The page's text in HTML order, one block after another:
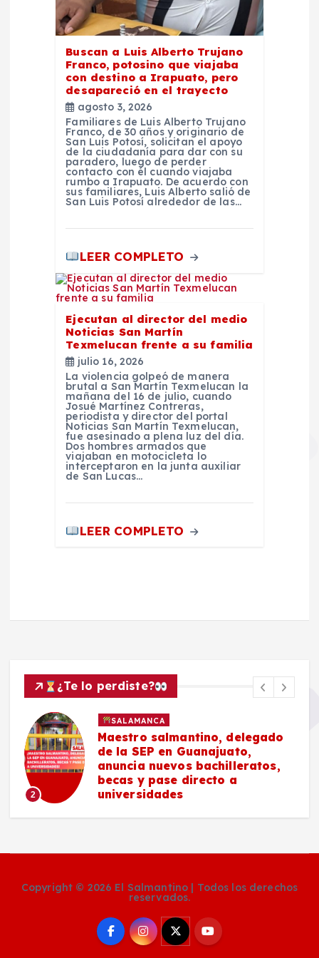
Buscan a Luis Alberto Trujano
Franco, potosino que viajaba
con destino a Irapuato, pero
desapareció en el trayecto
agosto 3, 2026
Familiares de Luis Alberto Trujano
Franco, de 30 años y originario de
San Luis Potosí, solicitan el apoyo
de la ciudadanía para dar con su
paradero, luego de perder
contacto con él cuando viajaba
rumbo a Irapuato. De acuerdo con
sus familiares, Luis Alberto salió de
San Luis Potosí alrededor de las…
LEER COMPLETO
Ejecutan al director del medio
Noticias San Martín
Texmelucan frente a su familia
julio 16, 2026
La violencia golpeó de manera
brutal a San Martín Texmelucan la
mañana del 16 de julio, cuando
Josué Martínez Contreras,
periodista y director del portal
Noticias San Martín Texmelucan,
fue asesinado a plena luz del día.
Dos hombres armados que
viajaban en motocicleta lo
interceptaron en la junta auxiliar
de San Lucas…
LEER COMPLETO
¿Te lo perdiste?
2
SALAMANCA
Maestro salmantino, delegado
de la SEP en Guanajuato,
anuncia nuevos bachilleratos,
becas y pase directo a
universidades
Copyright © 2026 El Salmantino | Todos los derechos
reservados.